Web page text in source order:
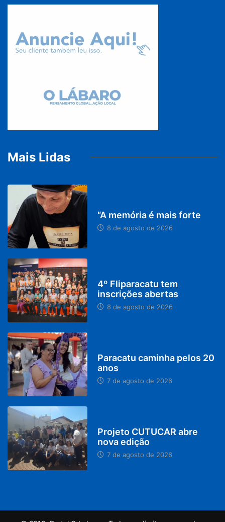
Mais Lidas
“A memória é mais forte
8 de agosto de 2026
4º Fliparacatu tem
inscrições abertas
8 de agosto de 2026
Paracatu caminha pelos 20
anos
7 de agosto de 2026
Projeto CUTUCAR abre
nova edição
7 de agosto de 2026